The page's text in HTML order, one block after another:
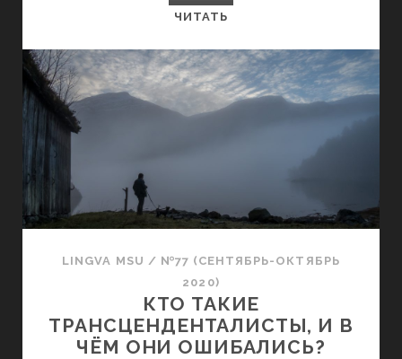
ЧИТАТЬ
LINGVA MSU / №77 (СЕНТЯБРЬ-ОКТЯБРЬ
2020)
КТО ТАКИЕ
ТРАНСЦЕНДЕНТАЛИСТЫ, И В
ЧЁМ ОНИ ОШИБАЛИСЬ?